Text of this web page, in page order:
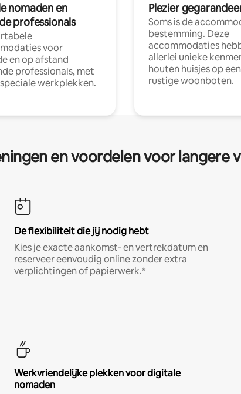
nomaden en
professionals
voor
en op afstand
professionals, met
werkplekken.
Plezier
Soms is de
bestemming. Deze
accommodaties
allerlei unieke
houten huisjes op
rustige woonboten.
en voordelen voor langere
De flexibiliteit die jij nodig hebt
Kies je exacte aankomst- en vertrekdatum en
reserveer eenvoudig online zonder extra
verplichtingen of papierwerk.*
Werkvriendelijke plekken voor digitale
nomaden